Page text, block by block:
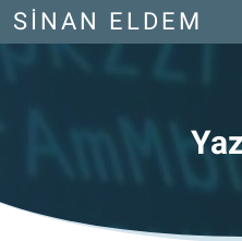
SINAN ELDEM